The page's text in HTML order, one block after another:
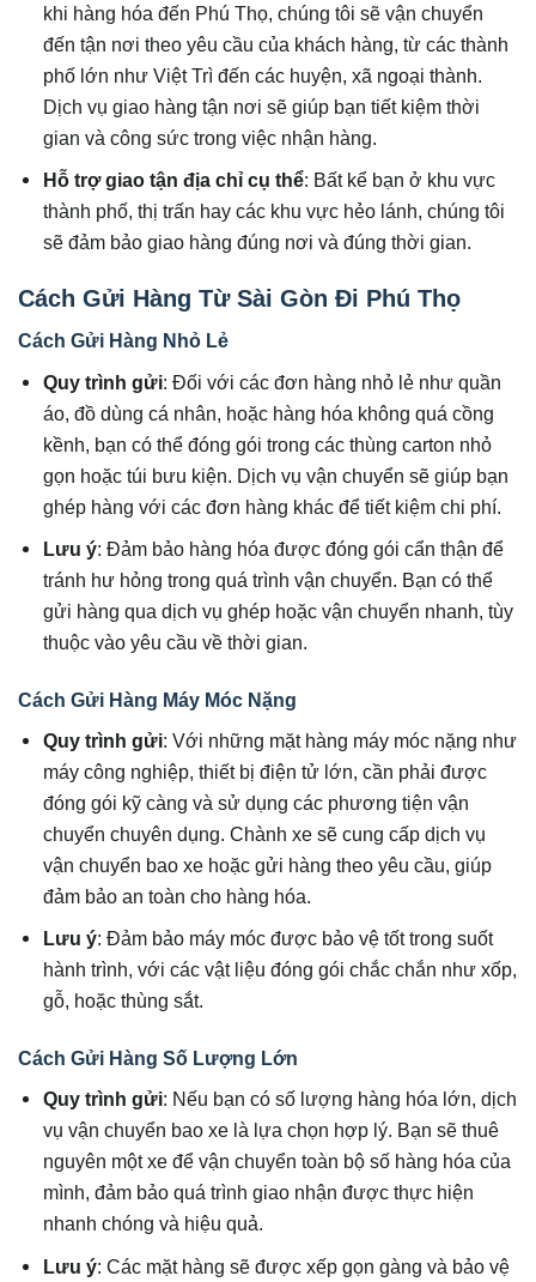
khi hàng hóa đến Phú Thọ, chúng tôi sẽ vận chuyển
đến tận nơi theo yêu cầu của khách hàng, từ các thành
phố lớn như Việt Trì đến các huyện, xã ngoại thành.
Dịch vụ giao hàng tận nơi sẽ giúp bạn tiết kiệm thời
gian và công sức trong việc nhận hàng.
Hỗ trợ giao tận địa chỉ cụ thể: Bất kể bạn ở khu vực
thành phố, thị trấn hay các khu vực hẻo lánh, chúng tôi
sẽ đảm bảo giao hàng đúng nơi và đúng thời gian.
Cách Gửi Hàng Từ Sài Gòn Đi Phú Thọ
Cách Gửi Hàng Nhỏ Lẻ
Quy trình gửi: Đối với các đơn hàng nhỏ lẻ như quần
áo, đồ dùng cá nhân, hoặc hàng hóa không quá cồng
kềnh, bạn có thể đóng gói trong các thùng carton nhỏ
gọn hoặc túi bưu kiện. Dịch vụ vận chuyển sẽ giúp bạn
ghép hàng với các đơn hàng khác để tiết kiệm chi phí.
Lưu ý: Đảm bảo hàng hóa được đóng gói cẩn thận để
tránh hư hỏng trong quá trình vận chuyển. Bạn có thể
gửi hàng qua dịch vụ ghép hoặc vận chuyển nhanh, tùy
thuộc vào yêu cầu về thời gian.
Cách Gửi Hàng Máy Móc Nặng
Quy trình gửi: Với những mặt hàng máy móc nặng như
máy công nghiệp, thiết bị điện tử lớn, cần phải được
đóng gói kỹ càng và sử dụng các phương tiện vận
chuyển chuyên dụng. Chành xe sẽ cung cấp dịch vụ
vận chuyển bao xe hoặc gửi hàng theo yêu cầu, giúp
đảm bảo an toàn cho hàng hóa.
Lưu ý: Đảm bảo máy móc được bảo vệ tốt trong suốt
hành trình, với các vật liệu đóng gói chắc chắn như xốp,
gỗ, hoặc thùng sắt.
Cách Gửi Hàng Số Lượng Lớn
Quy trình gửi: Nếu bạn có số lượng hàng hóa lớn, dịch
vụ vận chuyển bao xe là lựa chọn hợp lý. Bạn sẽ thuê
nguyên một xe để vận chuyển toàn bộ số hàng hóa của
mình, đảm bảo quá trình giao nhận được thực hiện
nhanh chóng và hiệu quả.
Lưu ý: Các mặt hàng sẽ được xếp gọn gàng và bảo vệ